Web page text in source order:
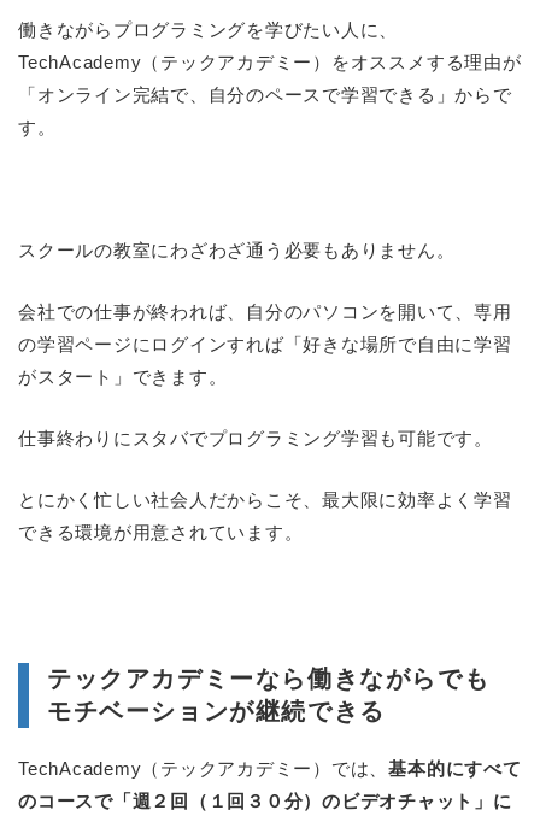
働きながらプログラミングを学びたい人に、
TechAcademy（テックアカデミー）をオススメする理由が
「オンライン完結で、自分のペースで学習できる」からで
す。
スクールの教室にわざわざ通う必要もありません。
会社での仕事が終われば、自分のパソコンを開いて、専用
の学習ページにログインすれば「好きな場所で自由に学習
がスタート」できます。
仕事終わりにスタバでプログラミング学習も可能です。
とにかく忙しい社会人だからこそ、最大限に効率よく学習
できる環境が用意されています。
テックアカデミーなら働きながらでも
モチベーションが継続できる
TechAcademy（テックアカデミー）では、基本的にすべて
のコースで「週２回（１回３０分）のビデオチャット」に